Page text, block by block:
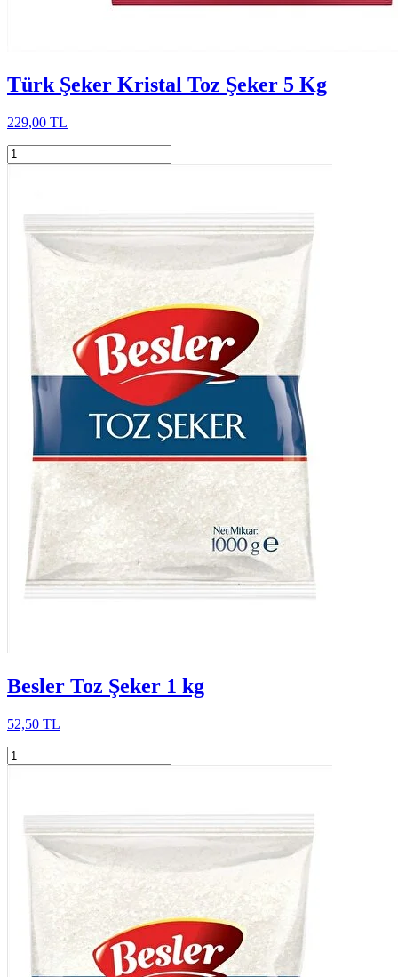
Türk Şeker Kristal Toz Şeker 5 Kg
229,00 TL
Besler Toz Şeker 1 kg
52,50 TL